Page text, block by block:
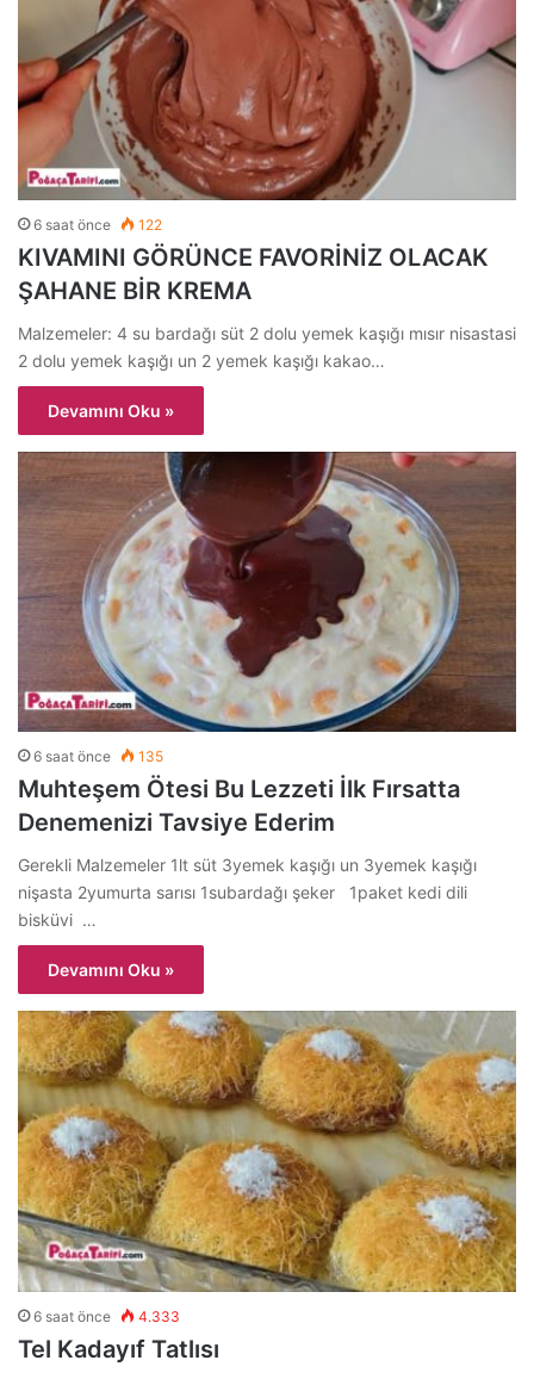
6 saat önce 122
KIVAMINI GÖRÜNCE FAVORİNİZ OLACAK
ŞAHANE BİR KREMA
Malzemeler: 4 su bardağı süt 2 dolu yemek kaşığı mısır nisastasi
2 dolu yemek kaşığı un 2 yemek kaşığı kakao…
Devamını Oku »
6 saat önce 135
Muhteşem Ötesi Bu Lezzeti İlk Fırsatta
Denemenizi Tavsiye Ederim
Gerekli Malzemeler 1lt süt 3yemek kaşığı un 3yemek kaşığı
nişasta 2yumurta sarısı 1subardağı şeker 1paket kedi dili
bisküvi …
Devamını Oku »
6 saat önce 4.333
Tel Kadayıf Tatlısı